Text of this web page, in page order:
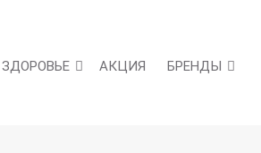
АКЦИЯ БРЕНДЫ